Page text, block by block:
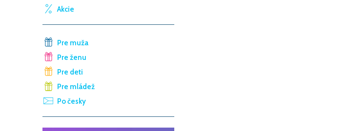
Akcie
Pre muža
Pre ženu
Pre deti
Pre mládež
Po česky